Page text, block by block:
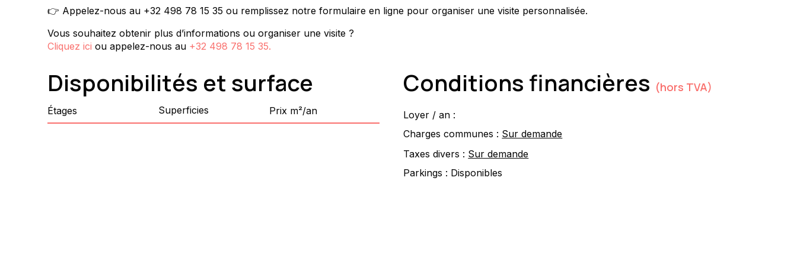
👉 Appelez-nous au +32 498 78 15 35 ou remplissez notre formulaire en ligne pour organiser une visite personnalisée.
Vous souhaitez obtenir plus d’informations ou organiser une visite ?
Cliquez ici ou appelez-nous au +32 498 78 15 35.
Disponibilités et surface
Étages Superficies Prix m²/an
Conditions financières (hors TVA)
Loyer / an :
Charges communes : Sur demande
Taxes divers : Sur demande
Parkings : Disponibles